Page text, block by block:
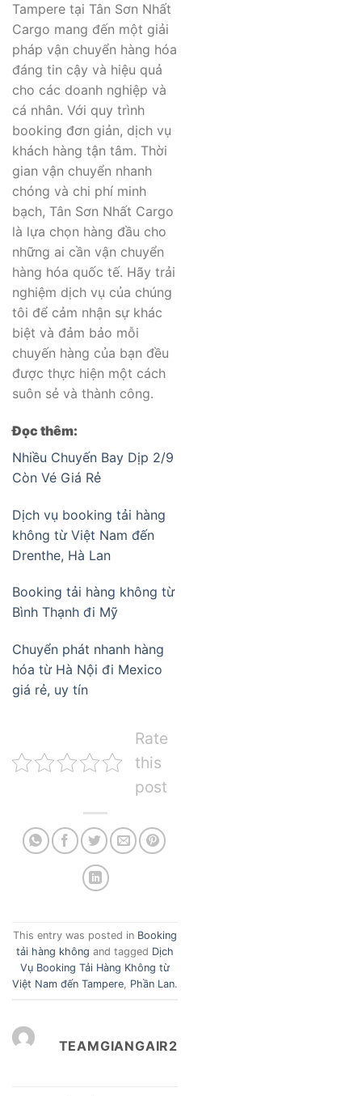
Tampere tại Tân Sơn Nhất
Cargo mang đến một giải
pháp vận chuyển hàng hóa
đáng tin cậy và hiệu quả
cho các doanh nghiệp và
cá nhân. Với quy trình
booking đơn giản, dịch vụ
khách hàng tận tâm. Thời
gian vận chuyển nhanh
chóng và chi phí minh
bạch, Tân Sơn Nhất Cargo
là lựa chọn hàng đầu cho
những ai cần vận chuyển
hàng hóa quốc tế. Hãy trải
nghiệm dịch vụ của chúng
tôi để cảm nhận sự khác
biệt và đảm bảo mỗi
chuyến hàng của bạn đều
được thực hiện một cách
suôn sẻ và thành công.
Đọc thêm:
Nhiều Chuyến Bay Dịp 2/9
Còn Vé Giá Rẻ
Dịch vụ booking tải hàng
không từ Việt Nam đến
Drenthe, Hà Lan
Booking tải hàng không từ
Bình Thạnh đi Mỹ
Chuyển phát nhanh hàng
hóa từ Hà Nội đi Mexico
giá rẻ, uy tín
Rate
this
post
This entry was posted in Booking
tải hàng không and tagged Dịch
Vụ Booking Tải Hàng Không từ
Việt Nam đến Tampere Phần Lan.
TEAMGIANGAIR2